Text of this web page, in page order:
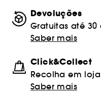
Devoluções
Gratuitas até 30
Saber mais
Click&Collect
Recolha em
Saber mais